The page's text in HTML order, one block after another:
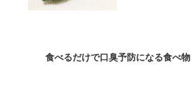
食べるだけで口臭予防になる食べ物